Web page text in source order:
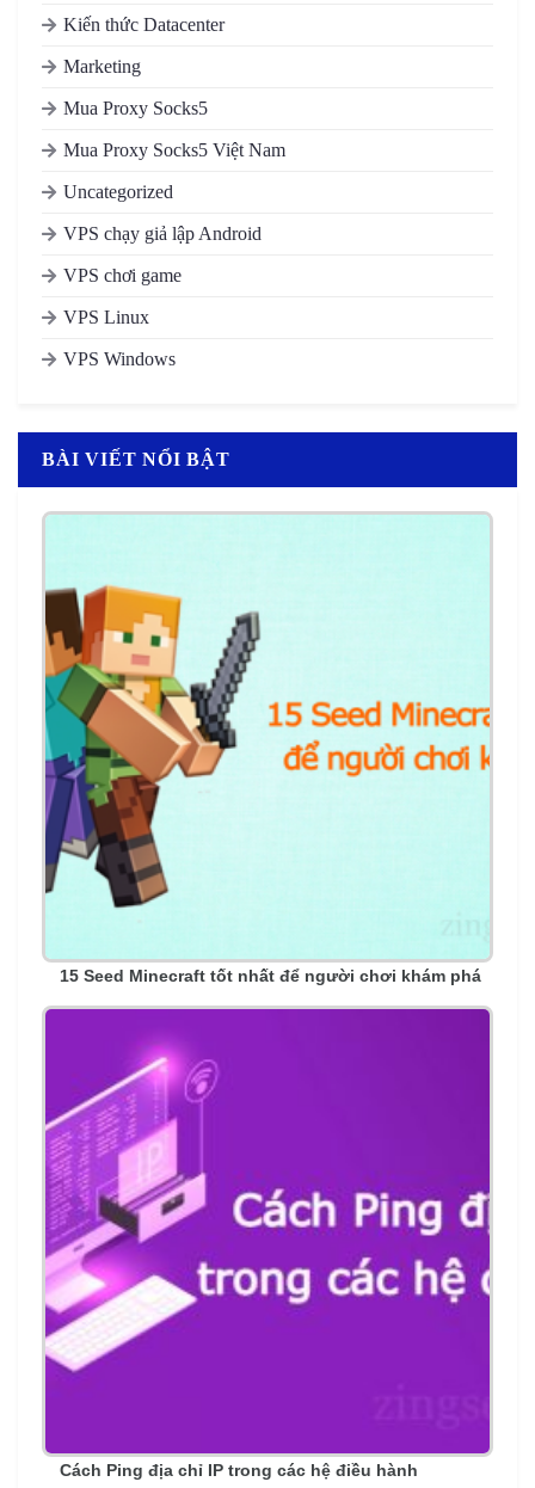
Kiến thức Datacenter
Marketing
Mua Proxy Socks5
Mua Proxy Socks5 Việt Nam
Uncategorized
VPS chạy giả lập Android
VPS chơi game
VPS Linux
VPS Windows
BÀI VIẾT NỔI BẬT
15 Seed Minecraft tốt nhất để người chơi khám phá
Cách Ping địa chỉ IP trong các hệ điều hành